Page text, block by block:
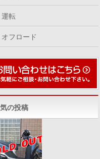
運転
オフロード
の投稿